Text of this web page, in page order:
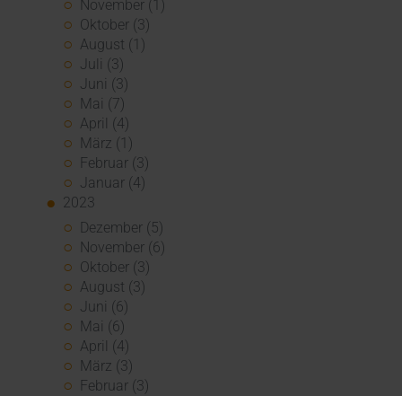
November (1)
Oktober (3)
August (1)
Juli (3)
Juni (3)
Mai (7)
April (4)
März (1)
Februar (3)
Januar (4)
2023
Dezember (5)
November (6)
Oktober (3)
August (3)
Juni (6)
Mai (6)
April (4)
März (3)
Februar (3)